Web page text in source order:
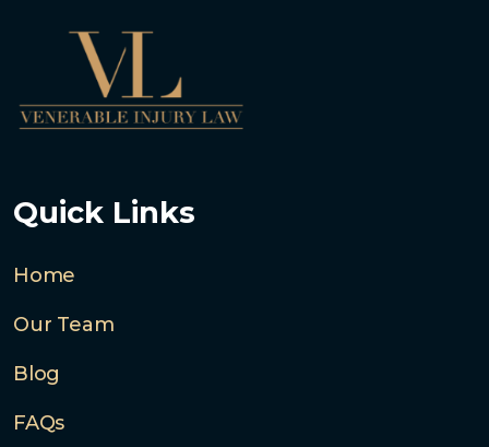
Quick Links
Home
Our Team
Blog
FAQs